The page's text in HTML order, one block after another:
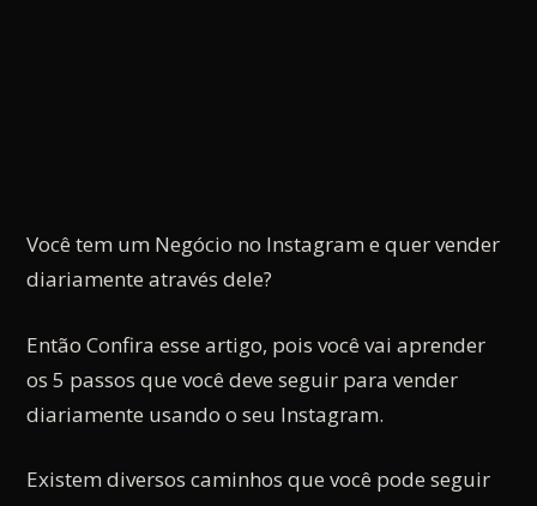
Você tem um Negócio no Instagram e quer vender
diariamente através dele?
Então Confira esse artigo, pois você vai aprender
os 5 passos que você deve seguir para vender
diariamente usando o seu Instagram.
Existem diversos caminhos que você pode seguir